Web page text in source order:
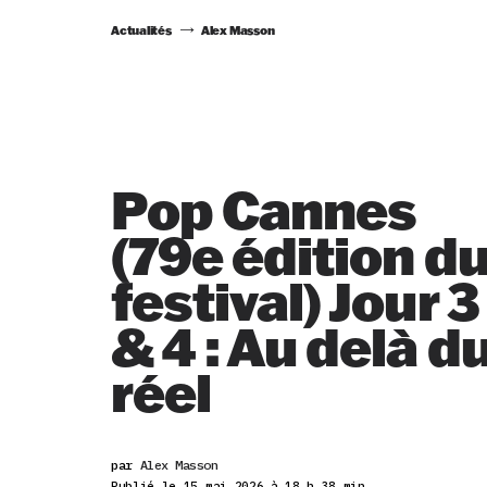
Actualités Alex Masson
Pop Cannes
(79e édition
festival) Jour 3
& 4 : Au delà
réel
par Alex Masson